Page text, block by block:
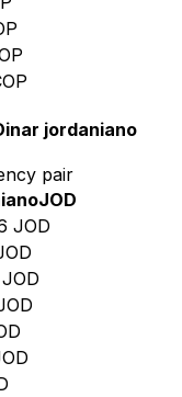
jordaniano
pair
JOD
JOD
JOD